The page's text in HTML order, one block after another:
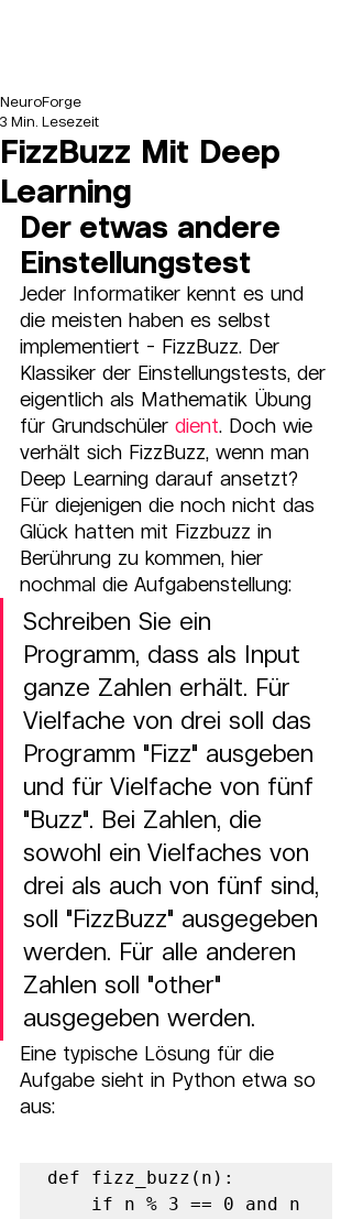
FizzBuzz Mit Deep
Learning
NeuroForge
3 Min. Lesezeit
Der etwas andere
Einstellungstest
Jeder Informatiker kennt es und
die meisten haben es selbst
implementiert - FizzBuzz. Der
Klassiker der Einstellungstests, der
eigentlich als Mathematik Übung
für Grundschüler dient. Doch wie
verhält sich FizzBuzz, wenn man
Deep Learning darauf ansetzt?
Für diejenigen die noch nicht das
Glück hatten mit Fizzbuzz in
Berührung zu kommen, hier
nochmal die Aufgabenstellung:
Schreiben Sie ein
Programm, dass als Input
ganze Zahlen erhält. Für
Vielfache von drei soll das
Programm "Fizz" ausgeben
und für Vielfache von fünf
"Buzz". Bei Zahlen, die
sowohl ein Vielfaches von
drei als auch von fünf sind,
soll "FizzBuzz" ausgegeben
werden. Für alle anderen
Zahlen soll "other"
ausgegeben werden.
Eine typische Lösung für die
Aufgabe sieht in Python etwa so
aus:
def fizz_buzz(n):